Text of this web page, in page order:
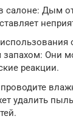
салоне: Дым
использования
Они
реакции.
удалить